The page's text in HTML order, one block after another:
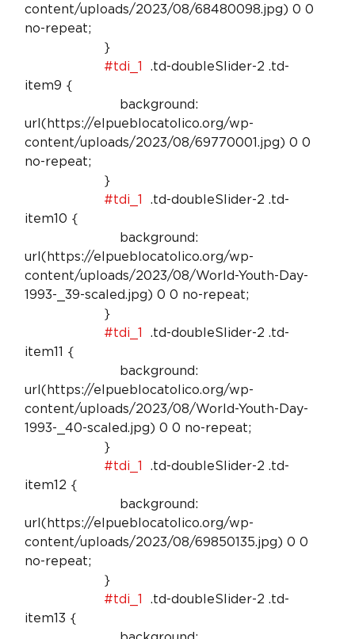
content/uploads/2023/08/68480098.jpg) 0 0
no-repeat;
#tdi_1
  .td-doubleSlider-2 .td-
item9 {
url(https://elpueblocatolico.org/wp-
content/uploads/2023/08/69770001.jpg) 0 0
no-repeat;
#tdi_1
  .td-doubleSlider-2 .td-
item10 {
url(https://elpueblocatolico.org/wp-
content/uploads/2023/08/World-Youth-Day-
1993-_39-scaled.jpg) 0 0 no-repeat;
#tdi_1
  .td-doubleSlider-2 .td-
item11 {
url(https://elpueblocatolico.org/wp-
content/uploads/2023/08/World-Youth-Day-
1993-_40-scaled.jpg) 0 0 no-repeat;
#tdi_1
  .td-doubleSlider-2 .td-
item12 {
url(https://elpueblocatolico.org/wp-
content/uploads/2023/08/69850135.jpg) 0 0
no-repeat;
#tdi_1
  .td-doubleSlider-2 .td-
item13 {